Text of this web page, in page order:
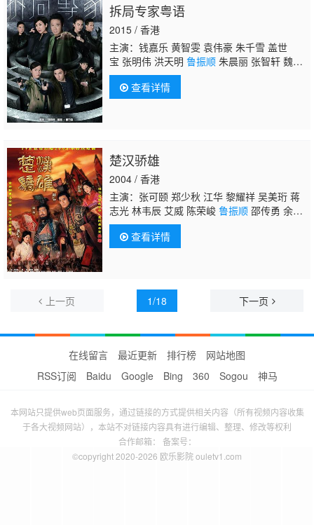
梓盈 安德尊 吕慧仪 赖慰玲 沈可欣 范文雅 黄
得生 周丽欣 方绍聪
拆局专家粤语
2015 / 香港
主演：钱嘉乐 黄智雯 袁伟豪 朱千雪 盖世
宝 张明伟 洪天明 鲁振顺朱晨丽 张智轩 魏焌
皓 周志康 朱滙林 赵希洛 彭怀安 罗浩铭 焦浩
軒 吴云甫 何佩珉 吕珊 李国麟 孙慧雪 马蹄
露 蔡国庆 林秀怡 王致迪 郭栢榮 陈芷尤 沈可
煌 謝欣延 阮浩棕
查看详情
楚汉骄雄
2004 / 香港
主演：张可颐 郑少秋 江华 黎耀祥 吴美珩 蒋
志光 林韦辰 艾威 陈荣峻 鲁振顺邵传勇 余子
明 郑子诚 罗乐林 黄泽锋 王俊棠 江汉
查看详情
上一页 1/18 下一页
在线留言 最近更新 排行榜
网站地图
RSS订阅
Baidu Google Bing 360 Sogou 神马
本网站只提供web页面服务，通过链接的方式提供相关内容（所有视频内容收集
于各大视频网站），本站不对链接内容具有进行编辑、整理、修改等权利
合作邮箱： 备案号：
©copyright 2020-2026 欧乐影院 ouletv1.com